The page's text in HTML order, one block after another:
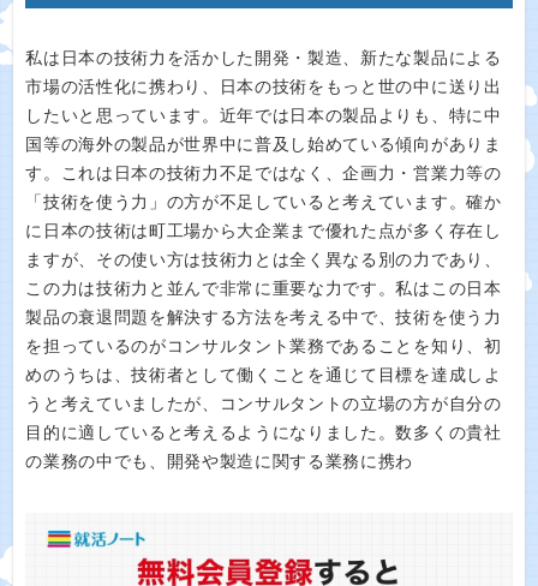
私は日本の技術力を活かした開発・製造、新たな製品による
市場の活性化に携わり、日本の技術をもっと世の中に送り出
したいと思っています。近年では日本の製品よりも、特に中
国等の海外の製品が世界中に普及し始めている傾向がありま
す。これは日本の技術力不足ではなく、企画力・営業力等の
「技術を使う力」の方が不足していると考えています。確か
に日本の技術は町工場から大企業まで優れた点が多く存在し
ますが、その使い方は技術力とは全く異なる別の力であり、
この力は技術力と並んで非常に重要な力です。私はこの日本
製品の衰退問題を解決する方法を考える中で、技術を使う力
を担っているのがコンサルタント業務であることを知り、初
めのうちは、技術者として働くことを通じて目標を達成しよ
うと考えていましたが、コンサルタントの立場の方が自分の
目的に適していると考えるようになりました。数多くの貴社
の業務の中でも、開発や製造に関する業務に携わ